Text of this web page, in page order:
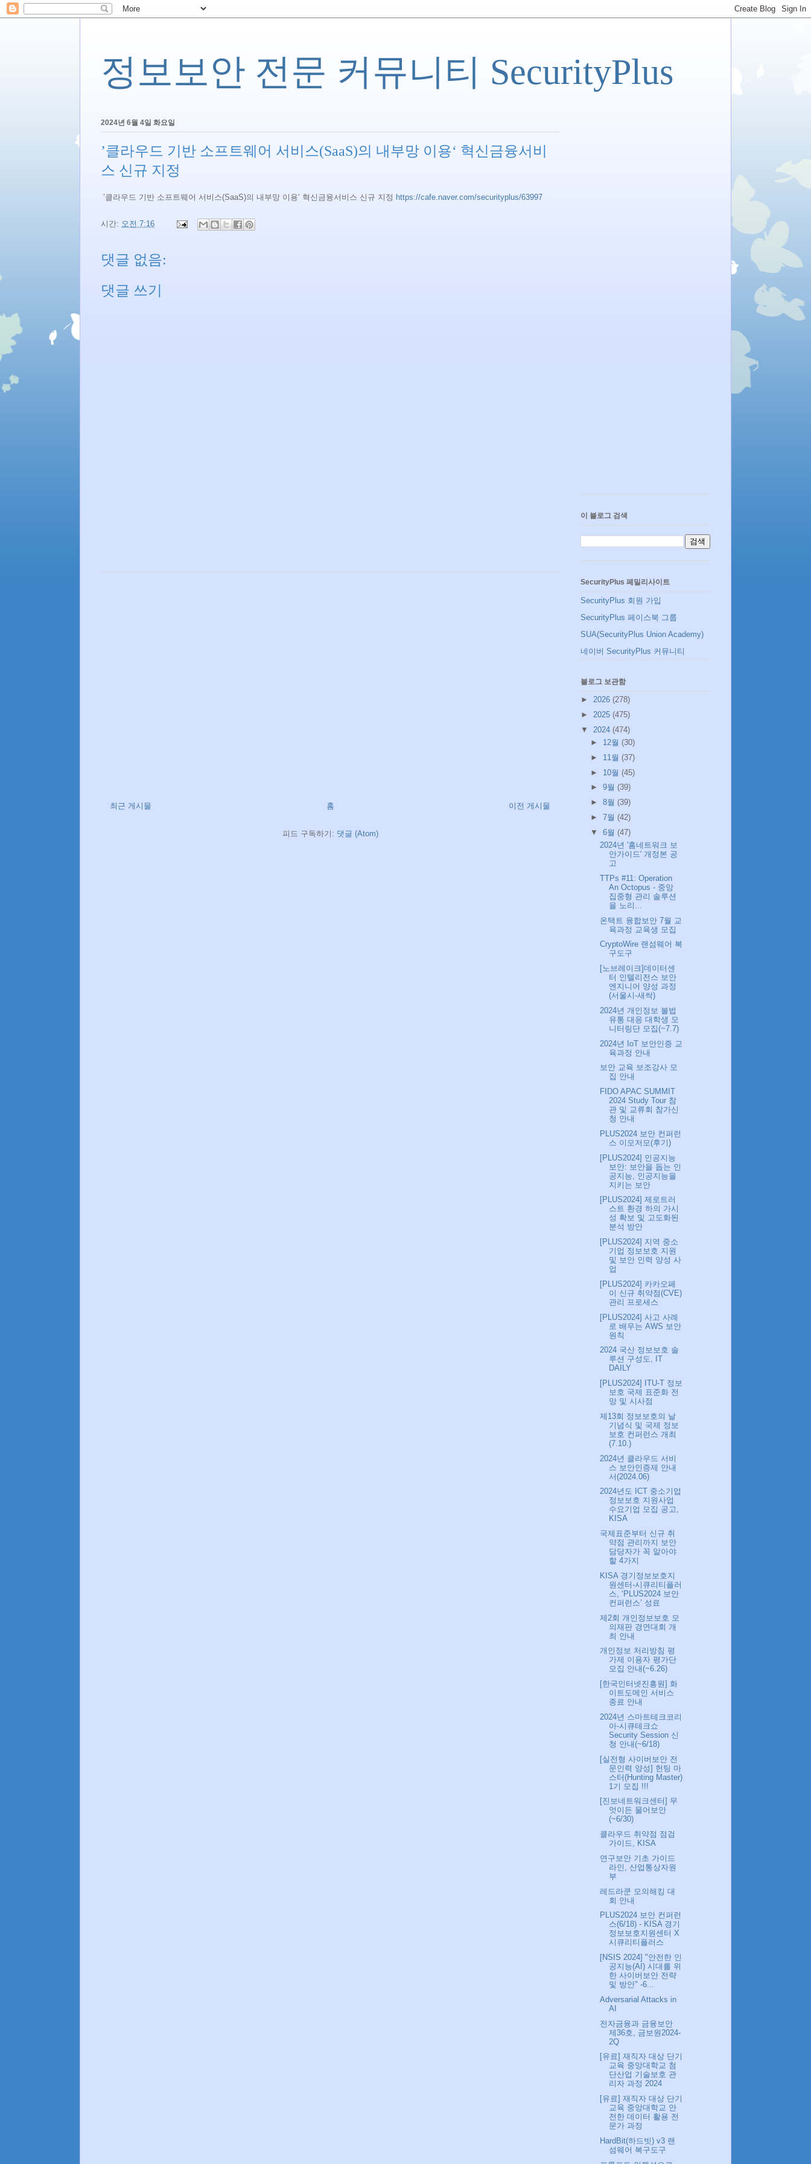
정보보안 전문 커뮤니티 SecurityPlus
2024년 6월 4일 화요일
’클라우드 기반 소프트웨어 서비스(SaaS)의 내부망 이용‘ 혁신금융서비
스 신규 지정
’클라우드 기반 소프트웨어 서비스(SaaS)의 내부망 이용‘ 혁신금융서비스 신규 지정 https://cafe.naver.com/securityplus/63997
시간: 오전 7:16
댓글 없음:
댓글 쓰기
최근 게시물 이전 게시물
홈
피드 구독하기: 댓글 (Atom)
이 블로그 검색
SecurityPlus 페밀리사이트
SecurityPlus 회원 가입
SecurityPlus 페이스북 그룹
SUA(SecurityPlus Union Academy)
네이버 SecurityPlus 커뮤니티
블로그 보관함
► 2026 (278)
► 2025 (475)
▼ 2024 (474)
► 12월 (30)
► 11월 (37)
► 10월 (45)
► 9월 (39)
► 8월 (39)
► 7월 (42)
▼ 6월 (47)
2024년 '홈네트워크 보
안가이드' 개정본 공
고
TTPs #11: Operation
An Octopus - 중앙
집중형 관리 솔루션
을 노리...
온택트 융합보안 7월 교
육과정 교육생 모집
CryptoWire 랜섬웨어 복
구도구
[노브레이크]데이터센
터 인텔리전스 보안
엔지니어 양성 과정
(서울시-새싹)
2024년 개인정보 불법
유통 대응 대학생 모
니터링단 모집(~7.7)
2024년 IoT 보안인증 교
육과정 안내
보안 교육 보조강사 모
집 안내
FIDO APAC SUMMIT
2024 Study Tour 참
관 및 교류회 참가신
청 안내
PLUS2024 보안 컨퍼런
스 이모저모(후기)
[PLUS2024] 인공지능
보안: 보안을 돕는 인
공지능, 인공지능을
지키는 보안
[PLUS2024] 제로트러
스트 환경 하의 가시
성 확보 및 고도화된
분석 방안
[PLUS2024] 지역 중소
기업 정보보호 지원
및 보안 인력 양성 사
업
[PLUS2024] 카카오페
이 신규 취약점(CVE)
관리 프로세스
[PLUS2024] 사고 사례
로 배우는 AWS 보안
원칙
2024 국산 정보보호 솔
루션 구성도, IT
DAILY
[PLUS2024] ITU-T 정보
보호 국제 표준화 전
망 및 시사점
제13회 정보보호의 날
기념식 및 국제 정보
보호 컨퍼런스 개최
(7.10.)
2024년 클라우드 서비
스 보안인증제 안내
서(2024.06)
2024년도 ICT 중소기업
정보보호 지원사업
수요기업 모집 공고,
KISA
국제표준부터 신규 취
약점 관리까지 보안
담당자가 꼭 알아야
할 4가지
KISA 경기정보보호지
원센터-시큐리티플러
스, ‘PLUS2024 보안
컨퍼런스’ 성료
제2회 개인정보보호 모
의재판 경연대회 개
최 안내
개인정보 처리방침 평
가제 이용자 평가단
모집 안내(~6.26)
[한국인터넷진흥원] 화
이트도메인 서비스
종료 안내
2024년 스마트테크코리
아-시큐테크쇼
Security Session 신
청 안내(~6/18)
[실전형 사이버보안 전
문인력 양성] 헌팅 마
스터(Hunting Master)
1기 모집 !!!
[진보네트워크센터] 무
엇이든 물어보안
(~6/30)
클라우드 취약점 점검
가이드, KISA
연구보안 기초 가이드
라인, 산업통상자원
부
레드라쿤 모의해킹 대
회 안내
PLUS2024 보안 컨퍼런
스(6/18) - KISA 경기
정보보호지원센터 X
시큐리티플러스
[NSIS 2024] "안전한 인
공지능(AI) 시대를 위
한 사이버보안 전략
및 방안" -6...
Adversarial Attacks in
AI
전자금융과 금융보안
제36호, 금보원2024-
2Q
[유료] 재직자 대상 단기
교육 중앙대학교 첨
단산업 기술보호 관
리자 과정 2024
[유료] 재직자 대상 단기
교육 중앙대학교 안
전한 데이터 활용 전
문가 과정
HardBit(하드빗) v3 랜
섬웨어 복구도구